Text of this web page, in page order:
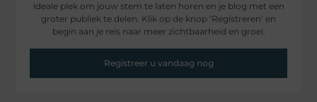
ideale plek om jouw stem te laten horen en je blog met een
groter publiek te delen. Klik op de knop ‘Registreren’ en
begin aan je reis naar meer zichtbaarheid en groei.
Registreer u vandaag nog